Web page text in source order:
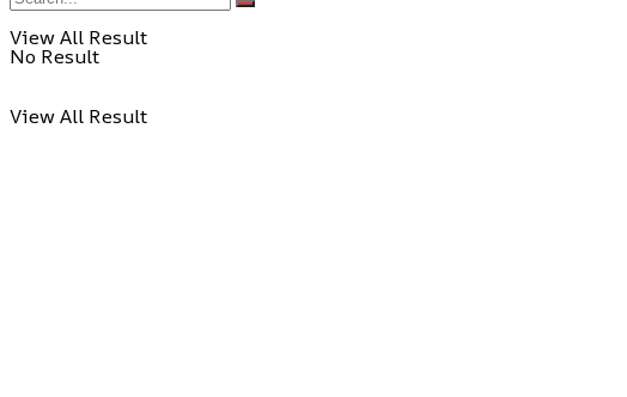
View All Result
No Result
View All Result